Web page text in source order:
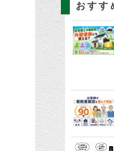
おすす